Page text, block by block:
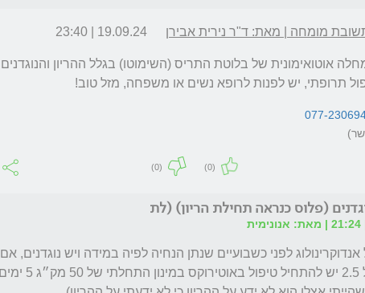
מומחה | מאת: ד"ר נירית אבירן 19.09.24 | 23:40
תרופתי, יש לפנות לרופא נשים או משפחה, מזל טוב!
077-
(0)
(0)